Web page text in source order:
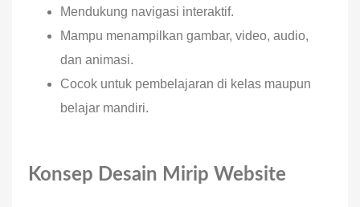
Mendukung navigasi interaktif.
Mampu menampilkan gambar, video, audio,
dan animasi.
Cocok untuk pembelajaran di kelas maupun
belajar mandiri.
Konsep Desain Mirip Website